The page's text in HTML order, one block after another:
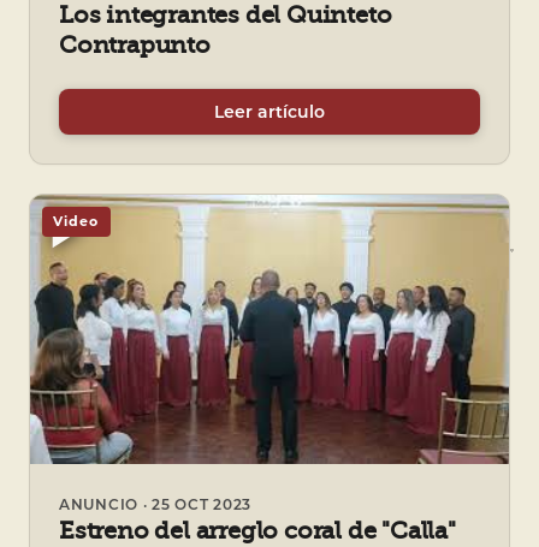
Los integrantes del Quinteto
Contrapunto
Leer artículo
Video
ANUNCIO · 25 OCT 2023
Estreno del arreglo coral de "Calla"